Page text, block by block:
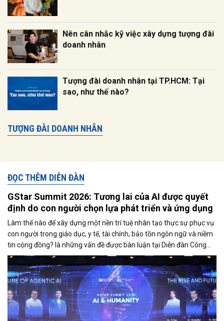
Nên cân nhắc kỹ việc xây dựng tượng đài
doanh nhân
Tượng đài doanh nhân tại TP.HCM: Tại
sao, như thế nào?
TƯỢNG ĐÀI DOANH NHÂN
ĐỌC THÊM DIỄN ĐÀN
GStar Summit 2026: Tương lai của AI được quyết
định do con người chọn lựa phát triển và ứng dụng
Làm thế nào để xây dựng một nền trí tuệ nhân tạo thực sự phục vụ
con người trong giáo dục, y tế, tài chính, bảo tồn ngôn ngữ và niềm
tin cộng đồng? là những vấn đề được bàn luận tại Diễn đàn Công
nghệ AI & Chuyển đổi số GStar Summit 2026 diễn ra vào ngày 29/5
tại TP.HCM, do New Turing Institute (NTI) phối hợp cùng Pacific
Gateway Partners (PGP) tổ chức, dưới sự bảo trợ của Bộ Khoa học
và Công nghệ Việt Nam.